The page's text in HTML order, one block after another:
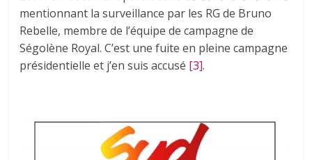
mentionnant la surveillance par les RG de Bruno
Rebelle, membre de l’équipe de campagne de
Ségolène Royal. C’est une fuite en pleine campagne
présidentielle et j’en suis accusé [3].